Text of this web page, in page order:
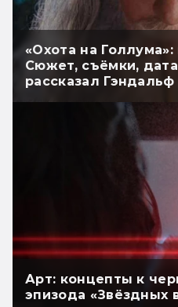
«Охота на
Сюжет, съёмки,
рассказал Гэндальф
Арт: концепты к
эпизода «Звёздных